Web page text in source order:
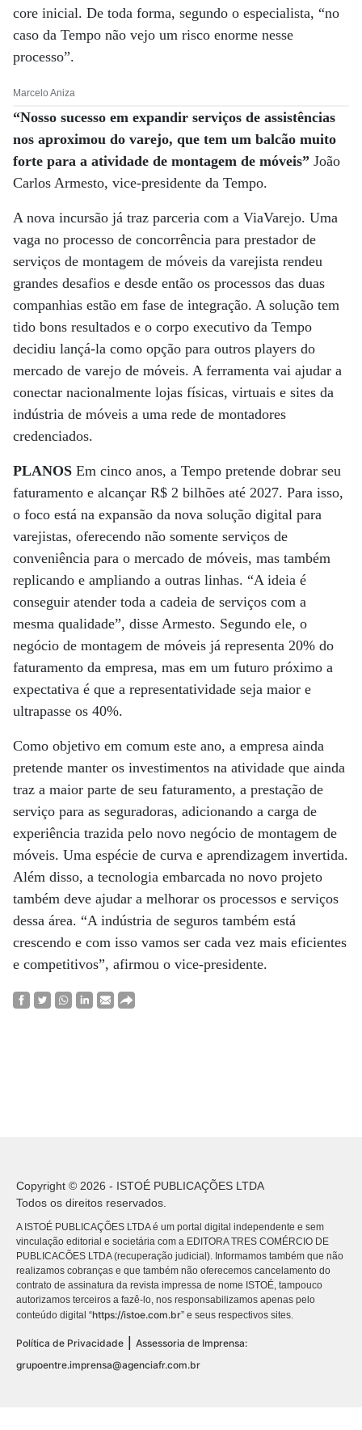
core inicial. De toda forma, segundo o especialista, “no
caso da Tempo não vejo um risco enorme nesse
processo”.
Marcelo Aniza
“Nosso sucesso em expandir serviços de assistências
nos aproximou do varejo, que tem um balcão muito
forte para a atividade de montagem de móveis” João
Carlos Armesto, vice-presidente da Tempo.
A nova incursão já traz parceria com a ViaVarejo. Uma
vaga no processo de concorrência para prestador de
serviços de montagem de móveis da varejista rendeu
grandes desafios e desde então os processos das duas
companhias estão em fase de integração. A solução tem
tido bons resultados e o corpo executivo da Tempo
decidiu lançá-la como opção para outros players do
mercado de varejo de móveis. A ferramenta vai ajudar a
conectar nacionalmente lojas físicas, virtuais e sites da
indústria de móveis a uma rede de montadores
credenciados.
PLANOS Em cinco anos, a Tempo pretende dobrar seu
faturamento e alcançar R$ 2 bilhões até 2027. Para isso,
o foco está na expansão da nova solução digital para
varejistas, oferecendo não somente serviços de
conveniência para o mercado de móveis, mas também
replicando e ampliando a outras linhas. “A ideia é
conseguir atender toda a cadeia de serviços com a
mesma qualidade”, disse Armesto. Segundo ele, o
negócio de montagem de móveis já representa 20% do
faturamento da empresa, mas em um futuro próximo a
expectativa é que a representatividade seja maior e
ultrapasse os 40%.
Como objetivo em comum este ano, a empresa ainda
pretende manter os investimentos na atividade que ainda
traz a maior parte de seu faturamento, a prestação de
serviço para as seguradoras, adicionando a carga de
experiência trazida pelo novo negócio de montagem de
móveis. Uma espécie de curva e aprendizagem invertida.
Além disso, a tecnologia embarcada no novo projeto
também deve ajudar a melhorar os processos e serviços
dessa área. “A indústria de seguros também está
crescendo e com isso vamos ser cada vez mais eficientes
e competitivos”, afirmou o vice-presidente.
Copyright © 2026 - ISTOÉ PUBLICAÇÕES LTDA
Todos os direitos reservados.
A ISTOÉ PUBLICAÇÕES LTDA é um portal digital independente e sem
vinculação editorial e societária com a EDITORA TRES COMÉRCIO DE
PUBLICACÕES LTDA (recuperação judicial). Informamos também que não
realizamos cobranças e que também não oferecemos cancelamento do
contrato de assinatura da revista impressa de nome ISTOÉ, tampouco
autorizamos terceiros a fazê-lo, nos responsabilizamos apenas pelo
conteúdo digital “https://istoe.com.br” e seus respectivos sites.
Política de Privacidade
Assessoria de Imprensa:
grupoentre.imprensa@agenciafr.com.br